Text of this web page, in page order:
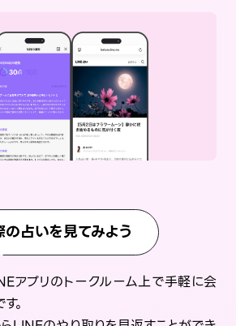
の占いを見てみよう
アプリのトークルーム上で手軽に会
。